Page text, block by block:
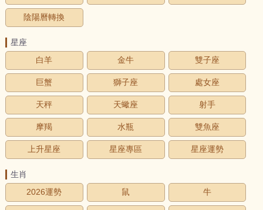
陰陽曆轉換
星座
白羊
金牛 雙子座
巨蟹 獅子座 處女座
天秤 天蠍座 射手
摩羯 水瓶 雙魚座
上升星座 星座專區 星座運勢
生肖
2026運勢
鼠 牛